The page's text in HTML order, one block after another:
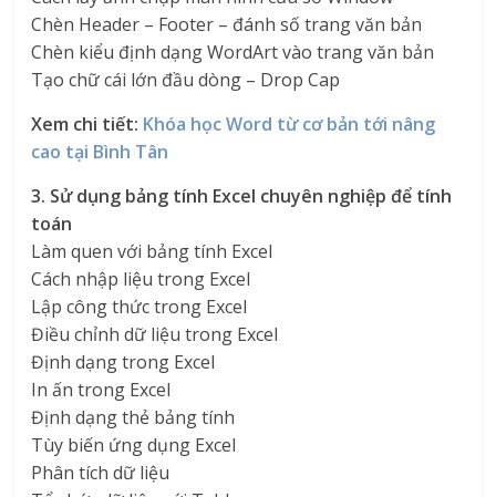
Chèn Header – Footer – đánh số trang văn bản
Chèn kiểu định dạng WordArt vào trang văn bản
Tạo chữ cái lớn đầu dòng – Drop Cap
Xem chi tiết: Khóa học Word từ cơ bản tới nâng
cao tại Bình Tân
3. Sử dụng bảng tính Excel chuyên nghiệp để tính
toán
Làm quen với bảng tính Excel
Cách nhập liệu trong Excel
Lập công thức trong Excel
Điều chỉnh dữ liệu trong Excel
Định dạng trong Excel
In ấn trong Excel
Định dạng thẻ bảng tính
Tùy biến ứng dụng Excel
Phân tích dữ liệu